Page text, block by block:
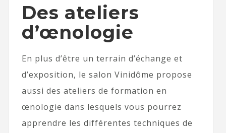
Des ateliers
d’œnologie
En plus d’être un terrain d’échange et
d’exposition, le salon Vinidôme propose
aussi des ateliers de formation en
œnologie dans lesquels vous pourrez
apprendre les différentes techniques de